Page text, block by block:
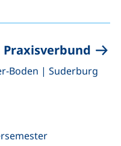
Boden | Suderburg